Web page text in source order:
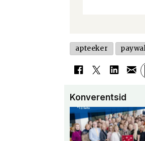
apteeker
Konverentsid